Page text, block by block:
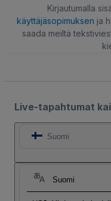
Kirjautumalla
käyttäjäsopimuksen ja
saada meiltä
Live-tapahtumat
Suomi
Suomi